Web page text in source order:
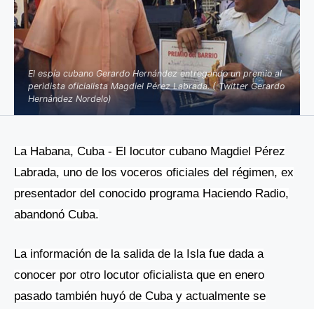
El espía cubano Gerardo Hernández entregando un premio al
peridista oficialista Magdiel Pérez Labrada. ( Twitter Gerardo
Hernández Nordelo)
La Habana, Cuba - El locutor cubano Magdiel Pérez
Labrada, uno de los voceros oficiales del régimen, ex
presentador del conocido programa Haciendo Radio,
abandonó Cuba.
La información de la salida de la Isla fue dada a
conocer por otro locutor oficialista que en enero
pasado también huyó de Cuba y actualmente se